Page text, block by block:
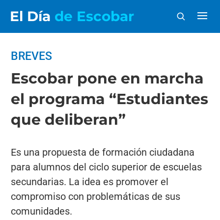
El Día de Escobar
BREVES
Escobar pone en marcha
el programa “Estudiantes
que deliberan”
Es una propuesta de formación ciudadana
para alumnos del ciclo superior de escuelas
secundarias. La idea es promover el
compromiso con problemáticas de sus
comunidades.